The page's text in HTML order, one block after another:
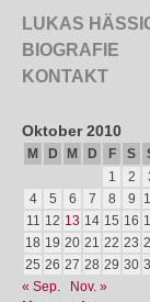
LUKAS
BIOGRAFIE
KONTAKT
Oktober 2010
M D M D F S
1
2
4
5 6 7 8 9
11 12 13 14 15 16
18 19 20 21 22 23
25 26 27 28 29 30
« Sep.
Nov. »